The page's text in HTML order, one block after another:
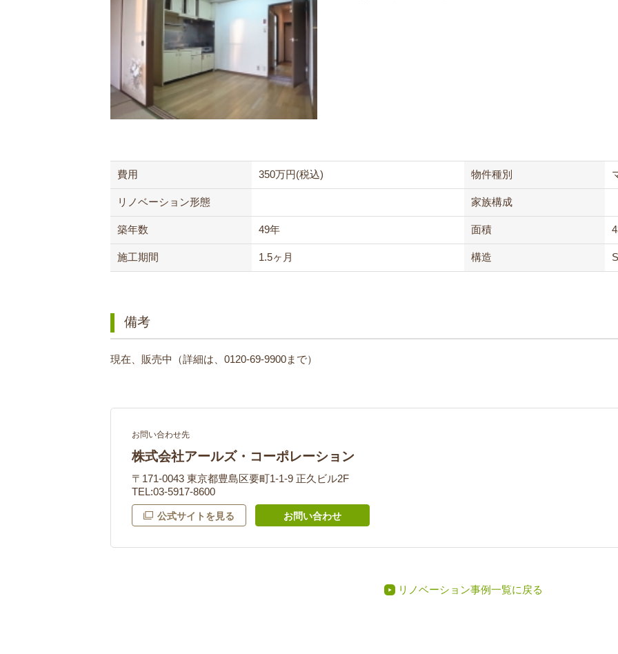
費用 350万円(税込) 物件種別
リノベーション形態 家族構成
築年数 49年 面積
施工期間 1.5ヶ月 構造
備考
現在、販売中（詳細は、0120-69-9900まで）
お問い合わせ先
株式会社アールズ・コーポレーション
〒171-0043 東京都豊島区要町1-1-9 正久ビル2F
TEL:03-5917-8600
公式サイトを見る お問い合わせ
リノベーション事例一覧に戻る